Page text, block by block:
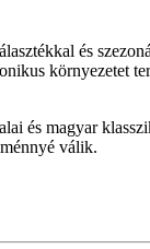
és
környezetet
és magyar
válik.